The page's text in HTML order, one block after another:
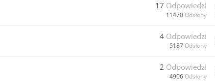
17 Odpowiedzi
11470 Odsłony
4 Odpowiedzi
5187 Odsłony
2 Odpowiedzi
4906 Odsłony